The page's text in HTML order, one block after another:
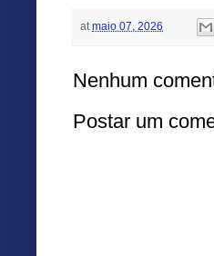
at maio 07, 2026
Nenhum
Postar um